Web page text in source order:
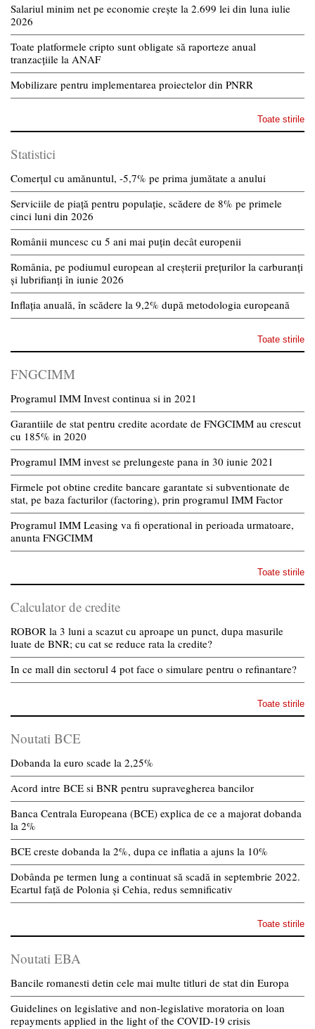
Salariul minim net pe economie crește la 2.699 lei din luna iulie
2026
Toate platformele cripto sunt obligate să raporteze anual
tranzacțiile la ANAF
Mobilizare pentru implementarea proiectelor din PNRR
Toate stirile
Statistici
Comerțul cu amănuntul, -5,7% pe prima jumătate a anului
Serviciile de piață pentru populație, scădere de 8% pe primele
cinci luni din 2026
Românii muncesc cu 5 ani mai puțin decât europenii
România, pe podiumul european al creșterii prețurilor la carburanți
și lubrifianți în iunie 2026
Inflația anuală, în scădere la 9,2% după metodologia europeană
Toate stirile
FNGCIMM
Programul IMM Invest continua si in 2021
Garantiile de stat pentru credite acordate de FNGCIMM au crescut
cu 185% in 2020
Programul IMM invest se prelungeste pana in 30 iunie 2021
Firmele pot obtine credite bancare garantate si subventionate de
stat, pe baza facturilor (factoring), prin programul IMM Factor
Programul IMM Leasing va fi operational in perioada urmatoare,
anunta FNGCIMM
Toate stirile
Calculator de credite
ROBOR la 3 luni a scazut cu aproape un punct, dupa masurile
luate de BNR; cu cat se reduce rata la credite?
In ce mall din sectorul 4 pot face o simulare pentru o refinantare?
Toate stirile
Noutati BCE
Dobanda la euro scade la 2,25%
Acord intre BCE si BNR pentru supravegherea bancilor
Banca Centrala Europeana (BCE) explica de ce a majorat dobanda
la 2%
BCE creste dobanda la 2%, dupa ce inflatia a ajuns la 10%
Dobânda pe termen lung a continuat să scadă in septembrie 2022.
Ecartul față de Polonia și Cehia, redus semnificativ
Toate stirile
Noutati EBA
Bancile romanesti detin cele mai multe titluri de stat din Europa
Guidelines on legislative and non-legislative moratoria on loan
repayments applied in the light of the COVID-19 crisis